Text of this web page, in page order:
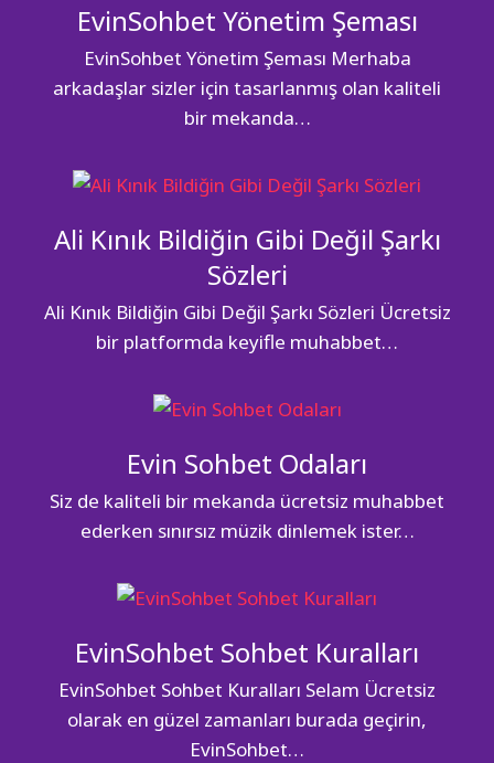
EvinSohbet Yönetim Şeması
EvinSohbet Yönetim Şeması Merhaba
arkadaşlar sizler için tasarlanmış olan kaliteli
bir mekanda…
Ali Kınık Bildiğin Gibi Değil Şarkı
Sözleri
Ali Kınık Bildiğin Gibi Değil Şarkı Sözleri Ücretsiz
bir platformda keyifle muhabbet…
Evin Sohbet Odaları
Siz de kaliteli bir mekanda ücretsiz muhabbet
ederken sınırsız müzik dinlemek ister…
EvinSohbet Sohbet Kuralları
EvinSohbet Sohbet Kuralları Selam Ücretsiz
olarak en güzel zamanları burada geçirin,
EvinSohbet…